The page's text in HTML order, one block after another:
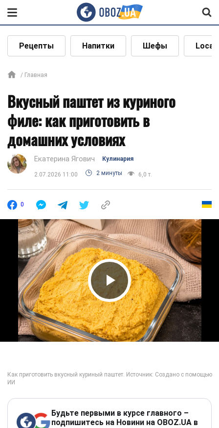
Рецепты Напитки Шефы Local
Главная
Вкусный паштет из куриного
филе: как приготовить в
домашних условиях
Екатерина Ягович Кулинария
2.07.2026 11:00 2 минуты 6,0 т.
0
Play Video
Будьте первыми в курсе главного –
подпишитесь на Новини на OBOZ.UA в